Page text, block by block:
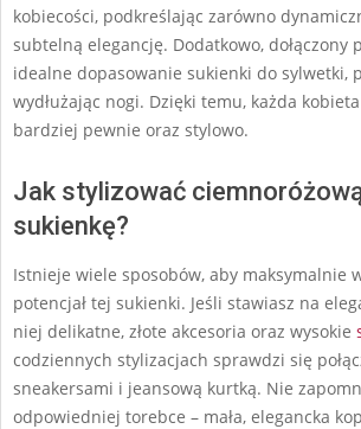
kobiecości, podkreślając zarówno
subtelną elegancję. Dodatkowo, dołączony
idealne dopasowanie sukienki do sylwetki,
wydłużając nogi. Dzięki temu, każda
bardziej pewnie oraz stylowo.
Jak stylizować
sukienkę?
Istnieje wiele sposobów, aby maksymalnie
potencjał tej sukienki. Jeśli stawiasz na
niej delikatne, złote akcesoria oraz wysokie
codziennych stylizacjach sprawdzi się
sneakersami i jeansową kurtką. Nie
odpowiedniej torebce – mała, elegancka